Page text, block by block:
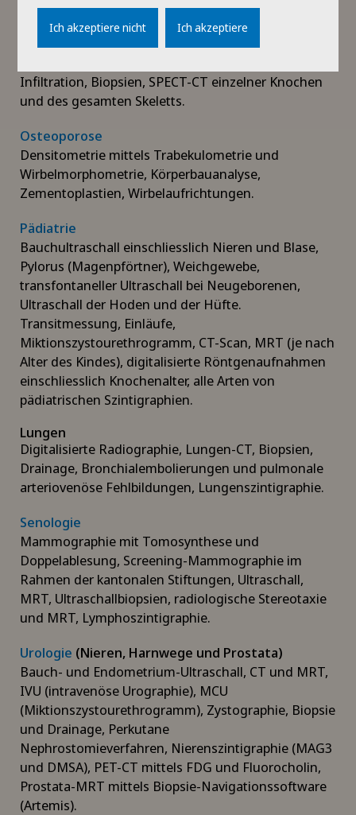
Orthopädie
Digitale Radiographie des Bewegungsapparates,
Infiltration, Biopsien, SPECT-CT einzelner Knochen
und des gesamten Skeletts.
Osteoporose
Densitometrie mittels Trabekulometrie und
Wirbelmorphometrie, Körperbauanalyse,
Zementoplastien, Wirbelaufrichtungen.
Pädiatrie
Bauchultraschall einschliesslich Nieren und Blase,
Pylorus (Magenpförtner), Weichgewebe,
transfontaneller Ultraschall bei Neugeborenen,
Ultraschall der Hoden und der Hüfte.
Transitmessung, Einläufe,
Miktionszystourethrogramm, CT-Scan, MRT (je nach
Alter des Kindes), digitalisierte Röntgenaufnahmen
einschliesslich Knochenalter, alle Arten von
pädiatrischen Szintigraphien.
Lungen
Digitalisierte Radiographie, Lungen-CT, Biopsien,
Drainage, Bronchialembolierungen und pulmonale
arteriovenöse Fehlbildungen, Lungenszintigraphie.
Senologie
Mammographie mit Tomosynthese und
Doppelablesung, Screening-Mammographie im
Rahmen der kantonalen Stiftungen, Ultraschall,
MRT, Ultraschallbiopsien, radiologische Stereotaxie
und MRT, Lymphoszintigraphie.
Urologie (Nieren, Harnwege und Prostata)
Bauch- und Endometrium-Ultraschall, CT und MRT,
IVU (intravenöse Urographie), MCU
(Miktionszystourethrogramm), Zystographie, Biopsie
und Drainage, Perkutane
Nephrostomieverfahren, Nierenszintigraphie (MAG3
und DMSA), PET-CT mittels FDG und Fluorocholin,
Prostata-MRT mittels Biopsie-Navigationssoftware
(Artemis).
Ich akzeptiere nicht Ich akzeptiere